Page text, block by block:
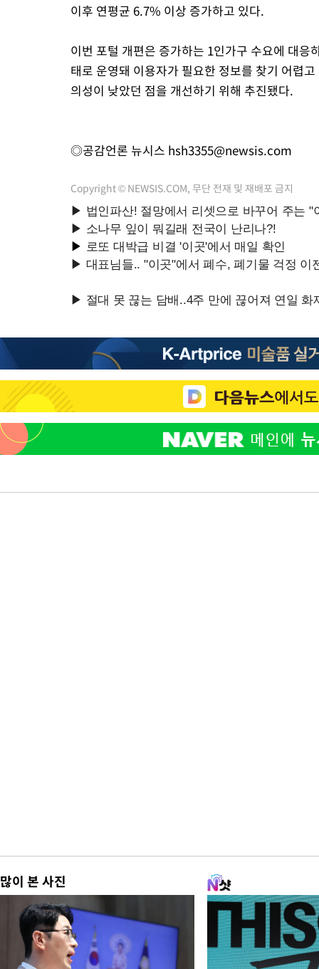
이후 연평균 6.7% 이상 증가하고 있다.
이번 포털 개편은 증가하는 1인가구 수요에 대
태로 운영돼 이용자가 필요한 정보를 찾기 어렵
의성이 낮았던 점을 개선하기 위해 추진됐다.
◎공감언론 뉴시스 hsh3355@newsis.com
Copyright © NEWSIS.COM, 무단 전재 및 재배포 금지
많이 본 사진